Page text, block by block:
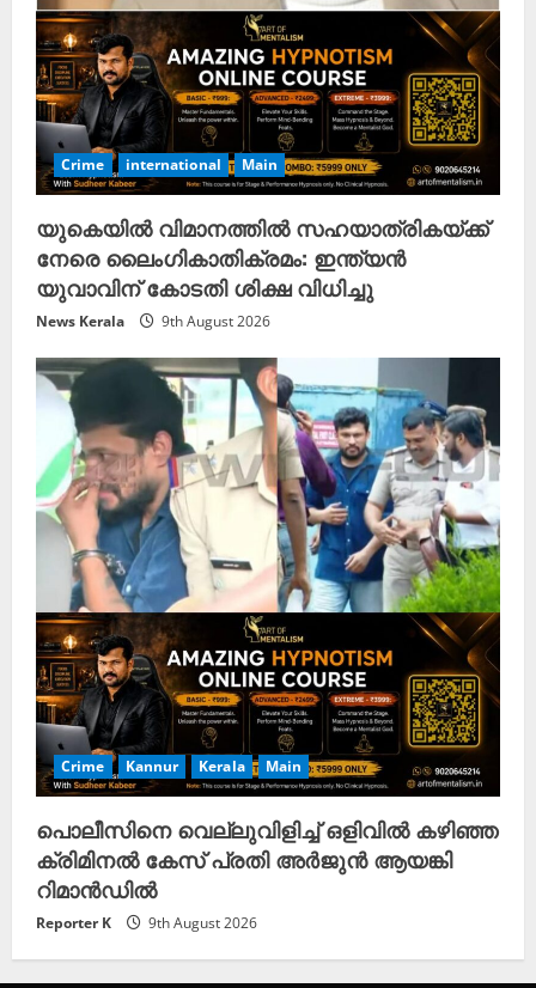
Crime international Main
യുകെയിൽ വിമാനത്തിൽ സഹയാത്രികയ്ക്ക്
നേരെ ലൈംഗികാതിക്രമം: ഇന്ത്യൻ
യുവാവിന് കോടതി ശിക്ഷ വിധിച്ചു
News Kerala 9th August 2026
Crime Kannur Kerala Main
പൊലീസിനെ വെല്ലുവിളിച്ച് ഒളിവിൽ കഴിഞ്ഞ
ക്രിമിനൽ കേസ് പ്രതി അർജുൻ ആയങ്കി
റിമാൻഡിൽ
Reporter K 9th August 2026